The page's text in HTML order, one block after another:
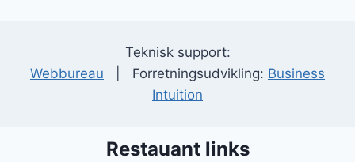
Teknisk support:
Webbureau | Forretningsudvikling: Business
Intuition
Restauant links